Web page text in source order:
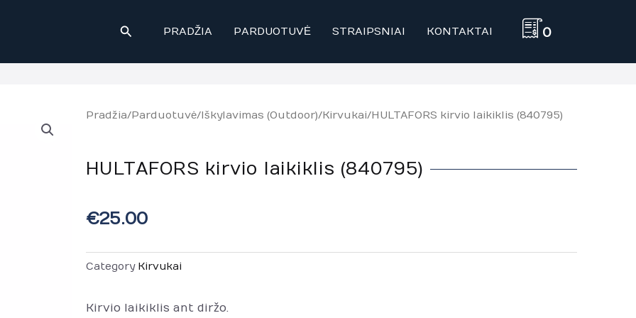
PaieškaPRADŽIA PARDUOTUVĖ STRAIPSNIAI KONTAKTAI 0
Pradžia/Parduotuvė/Iškylavimas (Outdoor)/Kirvukai/ HULTAFORS kirvio laikiklis (840795)
HULTAFORS kirvio laikiklis (840795)
€25.00
Category Kirvukai
Kirvio laikiklis ant diržo.